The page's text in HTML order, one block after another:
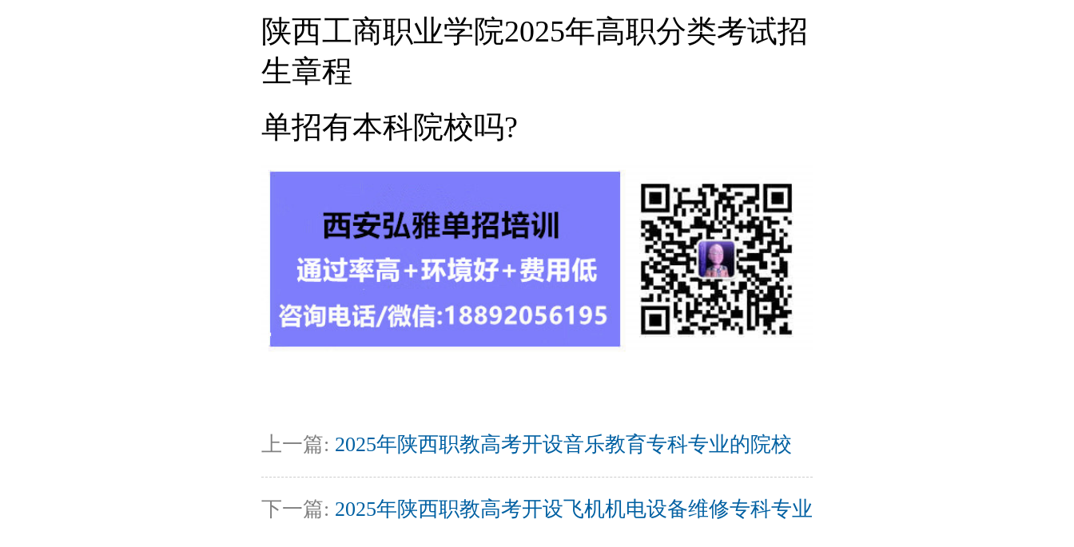
陕西工商职业学院2025年高职分类考试招
生章程
单招有本科院校吗?
上一篇: 2025年陕西职教高考开设音乐教育专科专业的院校
下一篇: 2025年陕西职教高考开设飞机机电设备维修专科专业